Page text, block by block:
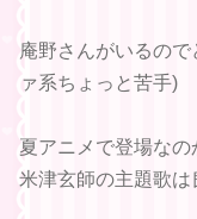
庵野さんがいるの
ァ系ちょっと苦手)
夏アニメで登場なの
米津玄師の主題歌は